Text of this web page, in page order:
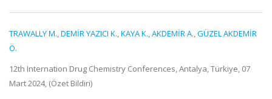
TRAWALLY M.,DEMİR YAZICI K.,KAYA K.,AKDEMİR A.,GÜZEL AKDEMİR
Ö.
12th Internation Drug Chemistry Conferences, Antalya, Türkiye, 07
Mart 2024, (Özet Bildiri)